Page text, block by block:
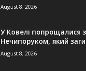
August 8, 2026
У Ковелі попрощалися
Нечипоруком, який
August 8, 2026